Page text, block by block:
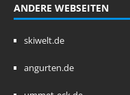
ANDERE WEBSEITEN
skiwelt.de
angurten.de